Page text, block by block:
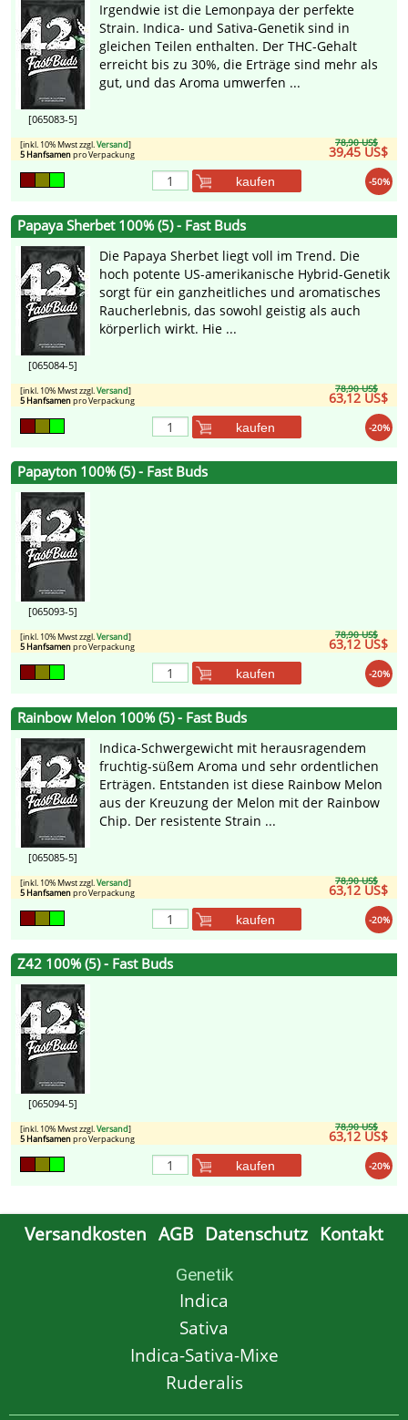
[065083-5]
Irgendwie ist die Lemonpaya der perfekte
Strain. Indica- und Sativa-Genetik sind in
gleichen Teilen enthalten. Der THC-Gehalt
erreicht bis zu 30%, die Erträge sind mehr als
gut, und das Aroma umwerfen ...
78,90 US$
39,45 US$
[inkl. 10% Mwst zzgl.Versand]
5 Hanfsamenpro Verpackung
-50%
kaufen
Papaya Sherbet 100% (5) - Fast Buds
[065084-5]
Die Papaya Sherbet liegt voll im Trend. Die
hoch potente US-amerikanische Hybrid-Genetik
sorgt für ein ganzheitliches und aromatisches
Raucherlebnis, das sowohl geistig als auch
körperlich wirkt. Hie ...
78,90 US$
63,12 US$
[inkl. 10% Mwst zzgl.Versand]
5 Hanfsamenpro Verpackung
-20%
kaufen
Papayton 100% (5) - Fast Buds
[065093-5]
78,90 US$
63,12 US$
[inkl. 10% Mwst zzgl.Versand]
5 Hanfsamenpro Verpackung
-20%
kaufen
Rainbow Melon 100% (5) - Fast Buds
[065085-5]
Indica-Schwergewicht mit herausragendem
fruchtig-süßem Aroma und sehr ordentlichen
Erträgen. Entstanden ist diese Rainbow Melon
aus der Kreuzung der Melon mit der Rainbow
Chip. Der resistente Strain ...
78,90 US$
63,12 US$
[inkl. 10% Mwst zzgl.Versand]
5 Hanfsamenpro Verpackung
-20%
kaufen
Z42 100% (5) - Fast Buds
[065094-5]
78,90 US$
63,12 US$
[inkl. 10% Mwst zzgl.Versand]
5 Hanfsamenpro Verpackung
-20%
kaufen
Versandkosten AGB Datenschutz Kontakt
Genetik
Indica
Sativa
Indica-Sativa-Mixe
Ruderalis